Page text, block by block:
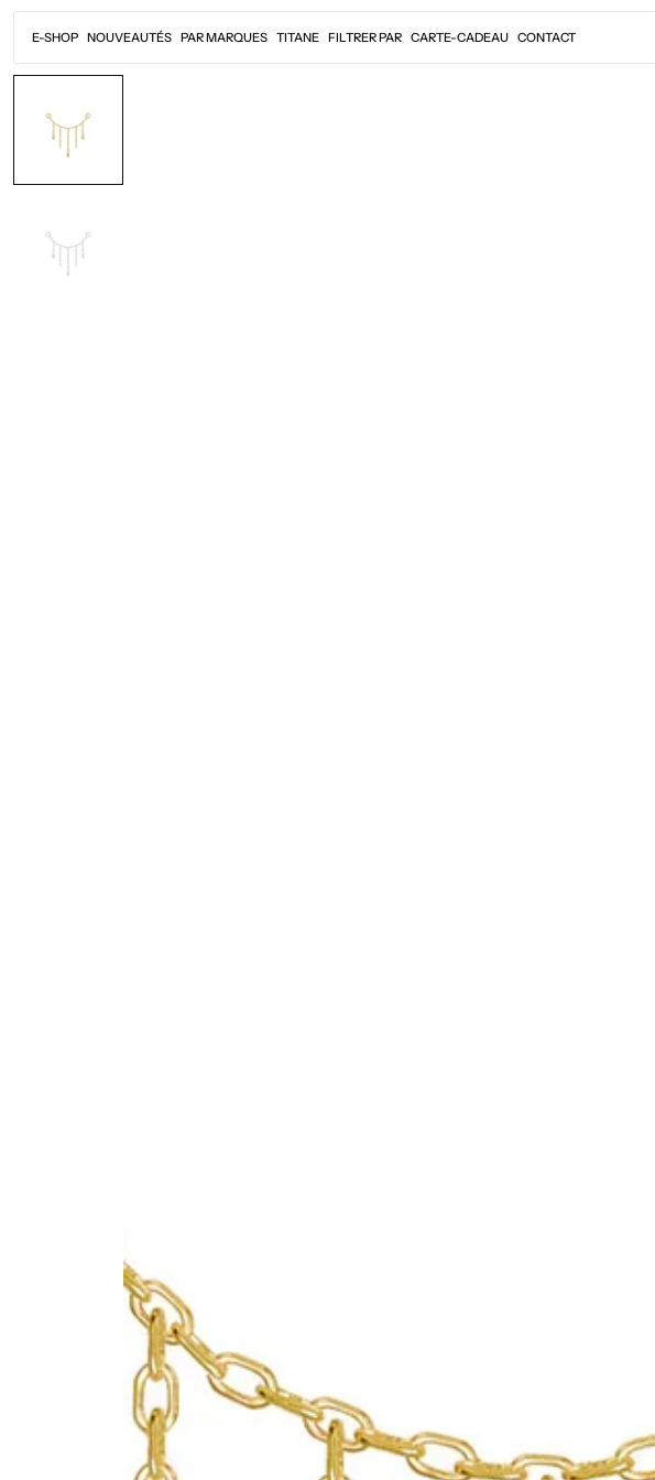
Passer
contenu
E-SHOP NOUVEAUTÉS PAR MARQUES TITANE FILTRER PAR CARTE-CADEAU CONTACT